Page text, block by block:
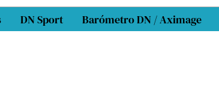
DN Sport Barómetro DN / Aximage